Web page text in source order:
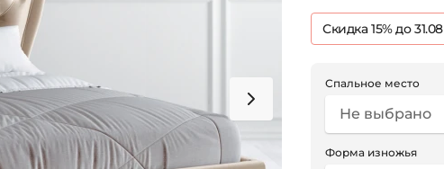
Скидка 15% до 31.08
Спальное место
Не выбрано
Форма изножья